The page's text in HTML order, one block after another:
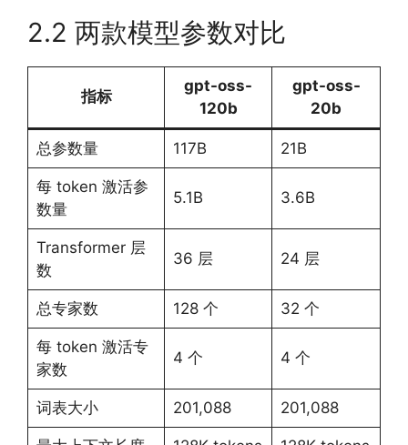
2.2 两款模型参数对比
指标
gpt-oss-
120b
gpt-oss-
20b
总参数量 117B 21B
每 token 激活参
数量
5.1B 3.6B
Transformer 层
数
36 层 24 层
总专家数 128 个 32 个
每 token 激活专
家数
4 个 4 个
词表大小 201,088 201,088